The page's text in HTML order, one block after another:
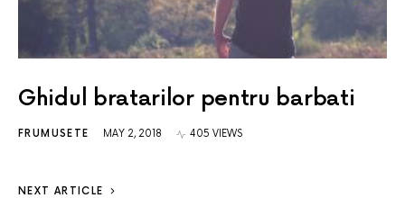
Ghidul bratarilor pentru barbati
FRUMUSETE MAY 2, 2018 405 VIEWS
NEXT ARTICLE